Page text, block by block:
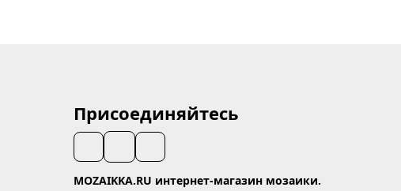
Присоединяйтесь
MOZAIKKA.RU интернет-магазин мозаики.